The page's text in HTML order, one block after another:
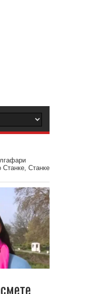
Станке